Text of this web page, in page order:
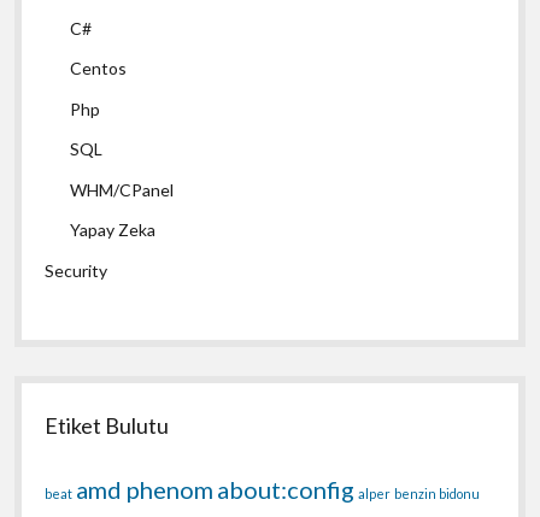
C#
Centos
Php
SQL
WHM/CPanel
Yapay Zeka
Security
Etiket Bulutu
beat amd phenom about:config alper benzin bidonu